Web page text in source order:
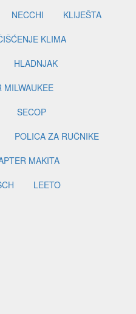
NECCHI
KLIJEŠTA
KLIMA
HLADNJAK
MILWAUKEE
SECOP
POLICA ZA RUČNIKE
MAKITA
LEETO